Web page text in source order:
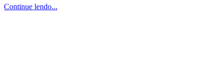
Continue lendo...